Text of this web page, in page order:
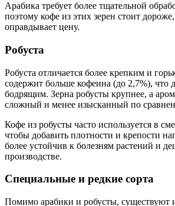
Арабика требует более тщательной
поэтому кофе из этих зерен стоит
оправдывает цену.
Робуста
Робуста отличается более крепким и
содержит больше кофеина (до 2,7%), что
бодрящим. Зерна робусты крупнее, а
сложный и менее изысканный по
Кофе из робусты часто используется в
чтобы добавить плотности и крепости
более устойчив к болезням растений и
производстве.
Специальные и редкие сорта
Помимо арабики и робусты, существуют